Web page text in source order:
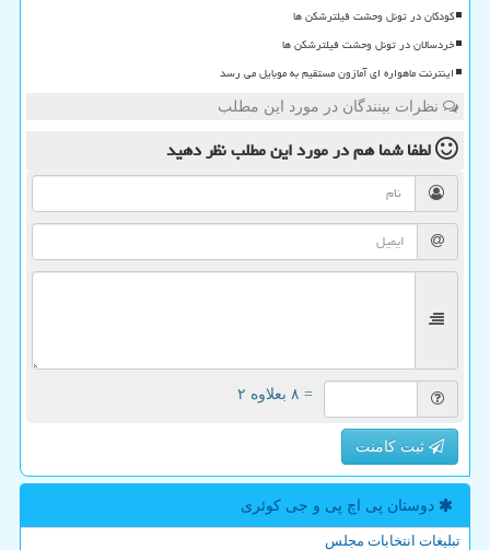
کودکان در تونل وحشت فیلترشکن ها
خردسالان در تونل وحشت فیلترشکن ها
اینترنت ماهواره ای آمازون مستقیم به موبایل می رسد
نظرات بینندگان در مورد این مطلب
لطفا شما همدر مورد این مطلبنظر دهید
= ۸ بعلاوه ۲
ثبت کامنت
دوستان پی اچ پی و جی كوئری
تبلیغات انتخابات مجلس